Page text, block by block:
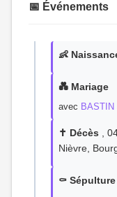
📅 Événements
👶
💑 Mariage
avec BASTIN
✝️ Décès ,
Nièvre,
⚰️ Sépulture